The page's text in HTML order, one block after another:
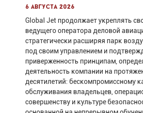
6 августа 2026
Global Jet продолжает укреплять
ведущего оператора деловой
стратегически расширяя парк
под своим управлением и
приверженность принципам,
деятельность компании на
десятилетий: бескомпромиссному
обслуживания владельцев,
совершенству и культуре